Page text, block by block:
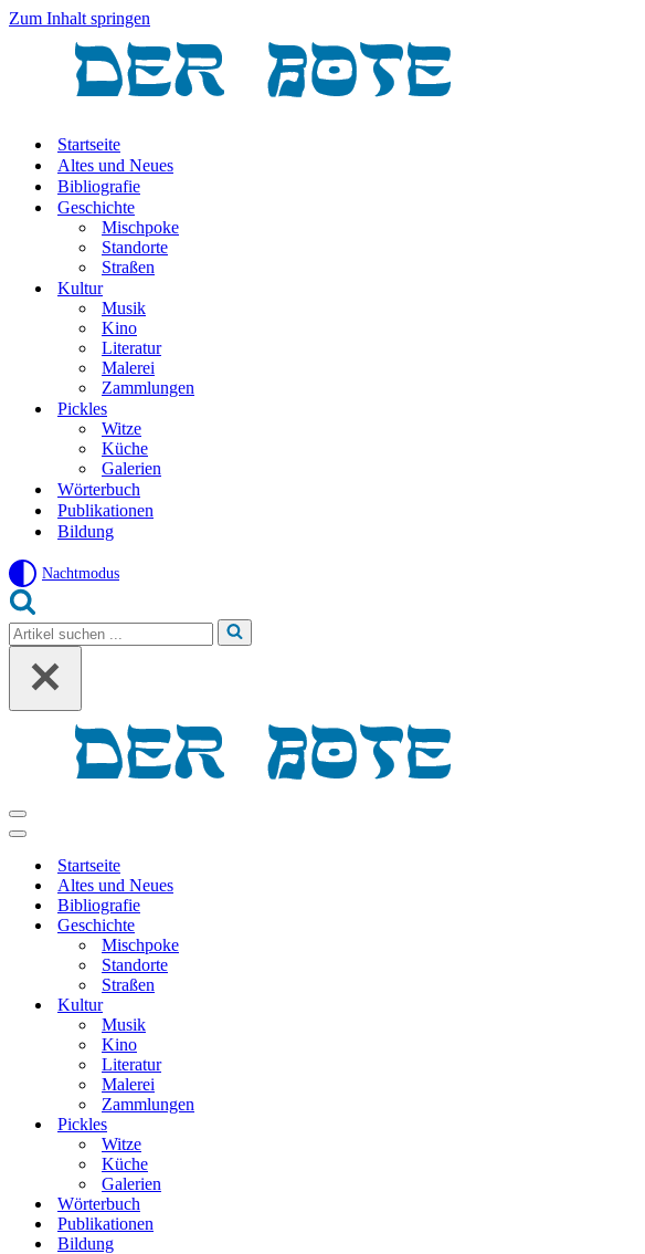
Zum Inhalt springen
Startseite
Altes und Neues
Bibliografie
Geschichte
Mischpoke
Standorte
Straßen
Kultur
Musik
Kino
Literatur
Malerei
Zammlungen
Pickles
Witze
Küche
Galerien
Wörterbuch
Publikationen
Bildung
Nachtmodus
Suchen
nach …
Navigationsmenü
Navigationsmenü
Startseite
Altes und Neues
Bibliografie
Geschichte
Mischpoke
Standorte
Straßen
Kultur
Musik
Kino
Literatur
Malerei
Zammlungen
Pickles
Witze
Küche
Galerien
Wörterbuch
Publikationen
Bildung